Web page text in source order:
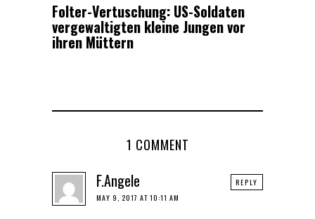
Folter-Vertuschung: US-Soldaten
vergewaltigten kleine Jungen vor
ihren Müttern
1 COMMENT
F.Angele
MAY 9, 2017 AT 10:11 AM
REPLY